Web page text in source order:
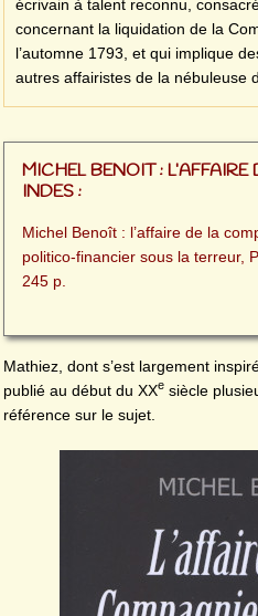
écrivain à talent reconnu,
concernant la liquidation de la
l’automne 1793, et qui implique
autres affairistes de la nébuleuse
MICHEL BENOIT :
INDES :
Michel Benoît : l’affaire de la
politico-financier sous la terreur,
245 p.
Mathiez, dont s’est largement
publié au début du XXe siècle
référence sur le sujet.